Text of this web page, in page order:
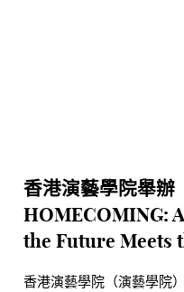
香港演藝學院舉辦
HOMECOMING:
the Future Meets
香港演藝學院（演藝學院